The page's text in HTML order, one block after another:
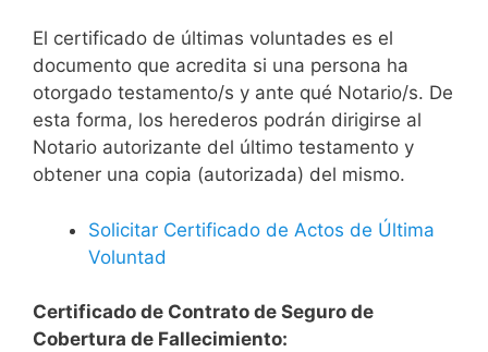
El certificado de últimas voluntades es el
documento que acredita si una persona ha
otorgado testamento/s y ante qué Notario/s. De
esta forma, los herederos podrán dirigirse al
Notario autorizante del último testamento y
obtener una copia (autorizada) del mismo.
Solicitar Certificado de Actos de Última
Voluntad
Certificado de Contrato de Seguro de
Cobertura de Fallecimiento: